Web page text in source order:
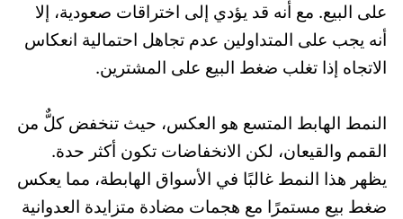
على البيع. مع أنه قد يؤدي إلى اختراقات صعودية، إلا
أنه يجب على المتداولين عدم تجاهل احتمالية انعكاس
الاتجاه إذا تغلب ضغط البيع على المشترين.
النمط الهابط المتسع هو العكس، حيث تنخفض كلٌّ من
القمم والقيعان، لكن الانخفاضات تكون أكثر حدة.
يظهر هذا النمط غالبًا في الأسواق الهابطة، مما يعكس
ضغط بيع مستمرًا مع هجمات مضادة متزايدة العدوانية